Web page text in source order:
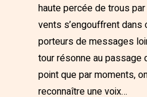
haute percée de trous
vents s’engouffrent dans
porteurs de messages
tour résonne au passage
point que par moments,
reconnaître une voix…